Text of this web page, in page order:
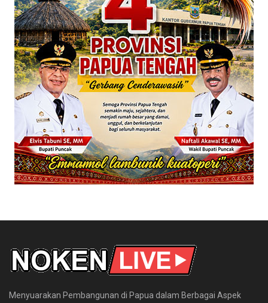
Menyuarakan Pembangunan di Papua dalam Berbagai Aspek